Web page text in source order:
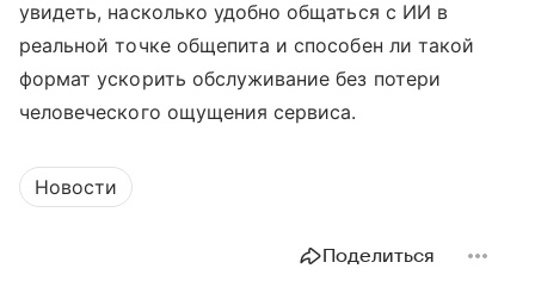
увидеть, насколько удобно общаться с ИИ в
реальной точке общепита и способен ли такой
формат ускорить обслуживание без потери
человеческого ощущения сервиса.
Новости
Поделиться